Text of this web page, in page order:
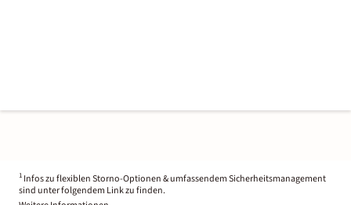
1 Infos zu flexiblen Storno-Optionen & umfassendem Sicherheitsmanagement
sind unter folgendem Link zu finden.